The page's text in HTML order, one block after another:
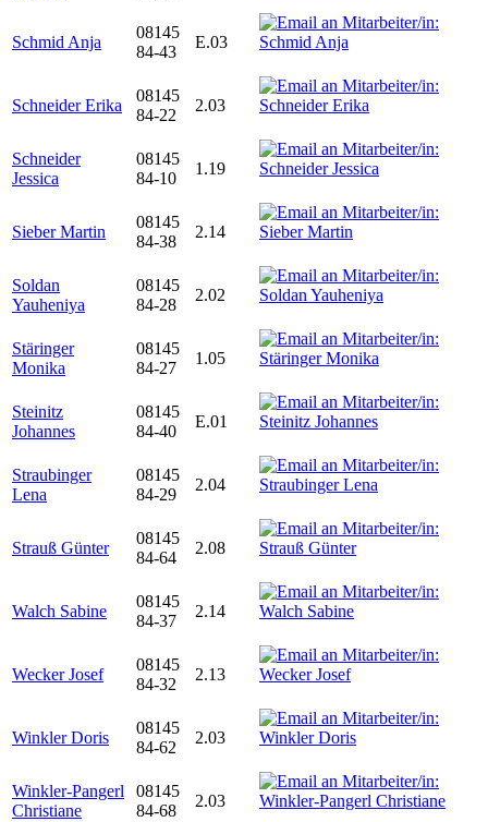
Schmid Anja
08145
84-43
E.03
Schneider Erika
08145
84-22
2.03
Schneider
Jessica
08145
84-10
1.19
Sieber Martin
08145
84-38
2.14
Soldan
Yauheniya
08145
84-28
2.02
Stäringer
Monika
08145
84-27
1.05
Steinitz
Johannes
08145
84-40
E.01
Straubinger
Lena
08145
84-29
2.04
Strauß Günter
08145
84-64
2.08
Walch Sabine
08145
84-37
2.14
Wecker Josef
08145
84-32
2.13
Winkler Doris
08145
84-62
2.03
Winkler-Pangerl
Christiane
08145
84-68
2.03